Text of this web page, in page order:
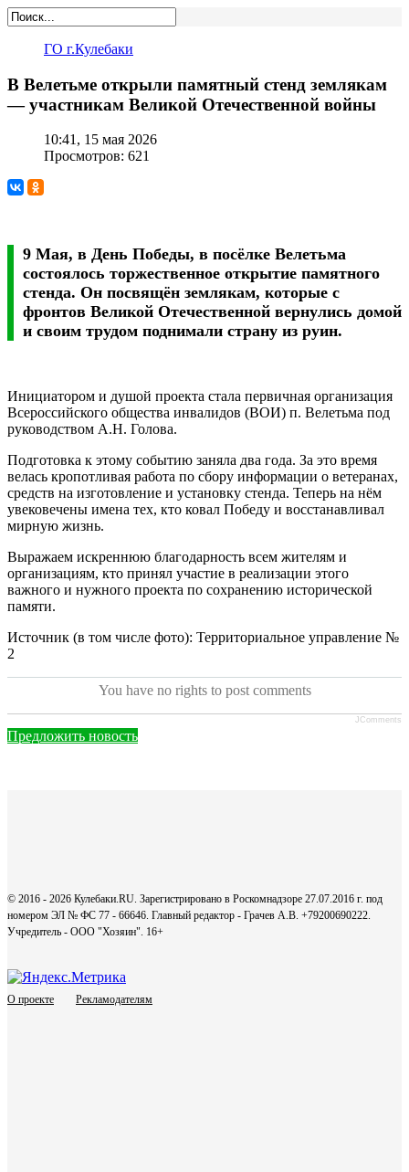
ГО г.Кулебаки
В Велетьме открыли памятный стенд землякам
— участникам Великой Отечественной войны
10:41, 15 мая 2026
Просмотров: 621
9 Мая, в День Победы, в посёлке Велетьма
состоялось торжественное открытие памятного
стенда. Он посвящён землякам, которые с
фронтов Великой Отечественной вернулись домой
и своим трудом поднимали страну из руин.
Инициатором и душой проекта стала первичная организация
Всероссийского общества инвалидов (ВОИ) п. Велетьма под
руководством А.Н. Голова.
Подготовка к этому событию заняла два года. За это время
велась кропотливая работа по сбору информации о ветеранах,
средств на изготовление и установку стенда. Теперь на нём
увековечены имена тех, кто ковал Победу и восстанавливал
мирную жизнь.
Выражаем искреннюю благодарность всем жителям и
организациям, кто принял участие в реализации этого
важного и нужного проекта по сохранению исторической
памяти.
Источник (в том числе фото): Территориальное управление №
2
You have no rights to post comments
JComments
Предложить новость
© 2016 - 2026 Кулебаки.RU. Зарегистрировано в Роскомнадзоре 27.07.2016 г. под
номером ЭЛ № ФС 77 - 66646. Главный редактор - Грачев А.В. +79200690222.
Учредитель - ООО "Хозяин". 16+
О проекте Рекламодателям